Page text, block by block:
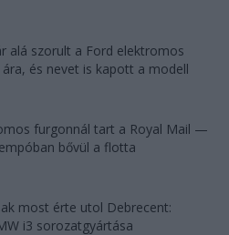
alá szorult a Ford elektromos
és nevet is kapott a modell
furgonnál tart a Royal Mail —
bővül a flotta
most érte utol Debrecent:
i3 sorozatgyártása